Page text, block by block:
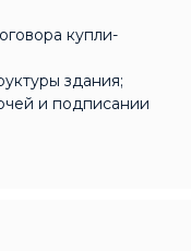
купли-
здания;
и подписании